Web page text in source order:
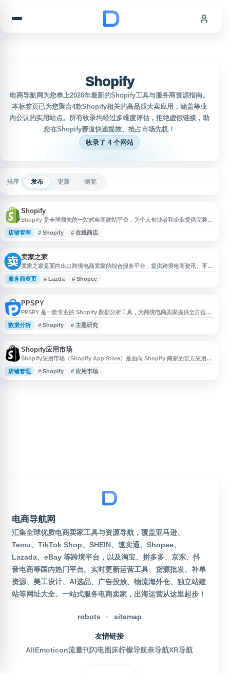
Shopify
电商导航网为您奉上2026年最新的Shopify工具与服务商资源指南。
本标签页已为您聚合4款Shopify相关的高品质大卖应用，涵盖等业
内公认的实用站点。所有收录均经过多维度评估，拒绝虚假链接，助
您在Shopify赛道快速提效、抢占市场先机！
收录了 4 个网站
排序 发布 更新 浏览
Shopify
Shopify 是全球领先的一站式电商建站平台，为个人创业者和企业提供完整的
在线商店搭建与运营解决方案。平台集成建站工具、支付系统、库存管理、营
销推广等功能，用户无需编程基础即可快速创建专业网店。支持多渠道销售，
适配全球
店铺管理 # Shopify # 在线商店
卖家之家
卖家之家是面向出口跨境电商卖家的综合服务平台，提供跨境电商资讯、平台
动态、运营工具、测评黑名单及服务商资源等内容，覆盖亚马逊、TikTok、
Shopee、Lazada、Shopify、独立站等领域，帮助卖家了解行业信息、提升
服务商黄页 # Lazda # Shopee
PPSPY
PPSPY 是一款专业的 Shopify 数据分析工具，为跨境电商卖家提供全方位的
店铺运营支持。平台核心功能包括 Shopify 店铺调研分析、商品选品数据追
踪、店铺销售数据监控、应用插件（Apps）分析以及主题（Theme）研究
数据分析 # Shopify # 主题研究
Shopify应用市场
Shopify应用市场（Shopify App Store）是面向 Shopify 商家的官方应用平
台，提供经过 Shopify 审核的各类应用，用于扩展和优化在线商店功能。平
台涵盖营销推广、店铺设计、订单履约、客户服务、数据分析、库存管理等应
店铺管理 # Shopify # 应用市场
电商导航网
汇集全球优质电商卖家工具与资源导航，覆盖亚马逊、
Temu、TikTok Shop、SHEIN、速卖通、Shopee、
Lazada、eBay 等跨境平台，以及淘宝、拼多多、京东、抖
音电商等国内热门平台。实时更新运营工具、货源批发、补单
资源、美工设计、AI选品、广告投放、物流海外仓、独立站建
站等网址大全。一站式服务电商卖家，出海运营从这里起步！
robots sitemap
友情链接
AllEmoticon流量刊 闪电图床柠檬导航奈导航XR导航